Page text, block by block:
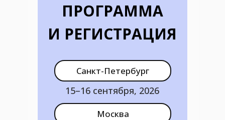
15–16 сентября, 2026
Санкт-Петербург
Москва
ПРОГРАММА
И РЕГИСТРАЦИЯ